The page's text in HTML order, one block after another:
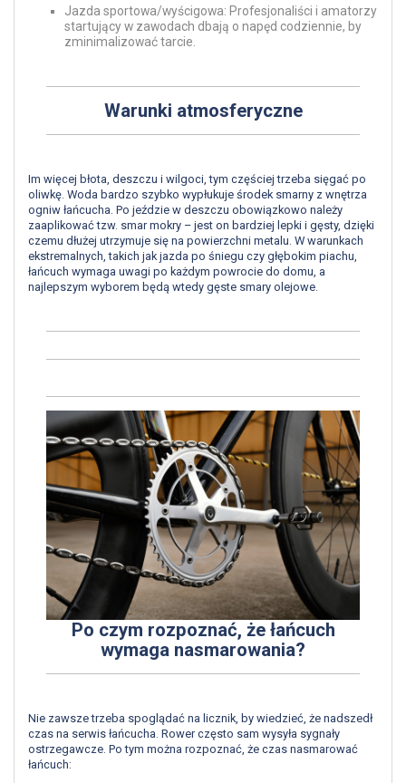
Jazda sportowa/wyścigowa: Profesjonaliści i amatorzy
startujący w zawodach dbają o napęd codziennie, by
zminimalizować tarcie.
Warunki atmosferyczne
Im więcej błota, deszczu i wilgoci, tym częściej trzeba sięgać po
oliwkę. Woda bardzo szybko wypłukuje środek smarny z wnętrza
ogniw łańcucha. Po jeździe w deszczu obowiązkowo należy
zaaplikować tzw. smar mokry – jest on bardziej lepki i gęsty, dzięki
czemu dłużej utrzymuje się na powierzchni metalu. W warunkach
ekstremalnych, takich jak jazda po śniegu czy głębokim piachu,
łańcuch wymaga uwagi po każdym powrocie do domu, a
najlepszym wyborem będą wtedy gęste smary olejowe.
Po czym rozpoznać, że łańcuch
wymaga nasmarowania?
Nie zawsze trzeba spoglądać na licznik, by wiedzieć, że nadszedł
czas na serwis łańcucha. Rower często sam wysyła sygnały
ostrzegawcze. Po tym można rozpoznać, że czas nasmarować
łańcuch: